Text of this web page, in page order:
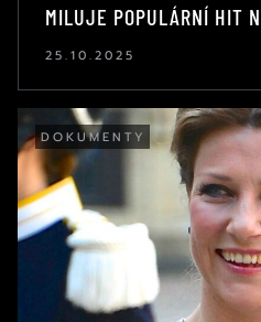
MILUJE POPULÁRNÍ HIT
25.10.2025
DOKUMENTY